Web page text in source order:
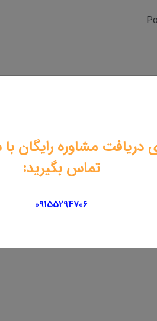
دریافت مشاوره رایگان با
تماس بگیرید:
09155294706